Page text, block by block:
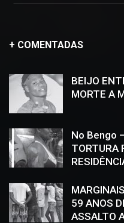
+ COMENTADAS
BEIJO
MORTE A
No Bengo
TORTURA
59 ANOS
ASSALTO